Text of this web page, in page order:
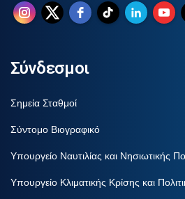
Σύνδεσμοι
Σημεία Σταθμοί
Σύντομο Βιογραφικό
Υπουργείο Ναυτιλίας και Νησιωτικής
Υπουργείο Κλιματικής Κρίσης και